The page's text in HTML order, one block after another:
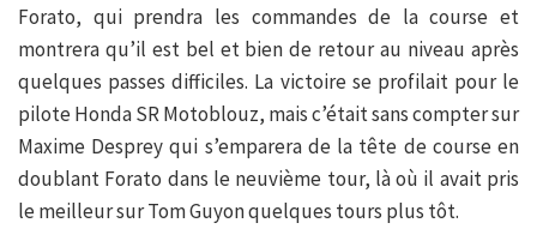
Forato, qui prendra les commandes de la course et
montrera qu’il est bel et bien de retour au niveau après
quelques passes difficiles. La victoire se profilait pour le
pilote Honda SR Motoblouz, mais c’était sans compter sur
Maxime Desprey qui s’emparera de la tête de course en
doublant Forato dans le neuvième tour, là où il avait pris
le meilleur sur Tom Guyon quelques tours plus tôt.